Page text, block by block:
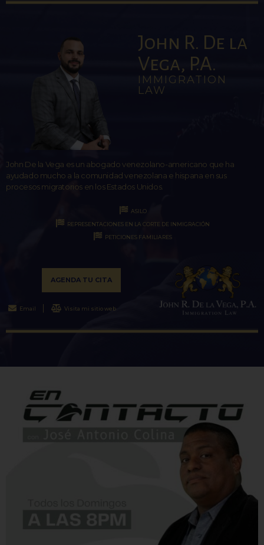
John R. De la
Vega, P.A.
IMMIGRATION
LAW
John De la Vega es un abogado venezolano-americano que ha
ayudado mucho a la comunidad venezolana e hispana en sus
procesos migratorios en los Estados Unidos.
ASILO
REPRESENTACIONES EN LA CORTE DE INMIGRACIÓN
PETICIONES FAMILIARES
AGENDA TU CITA
Email Visita mi sitio web